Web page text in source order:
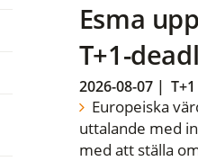
Esma
T+1-
2026-08-07| T+1
Europeiska
uttalande med
med att ställa